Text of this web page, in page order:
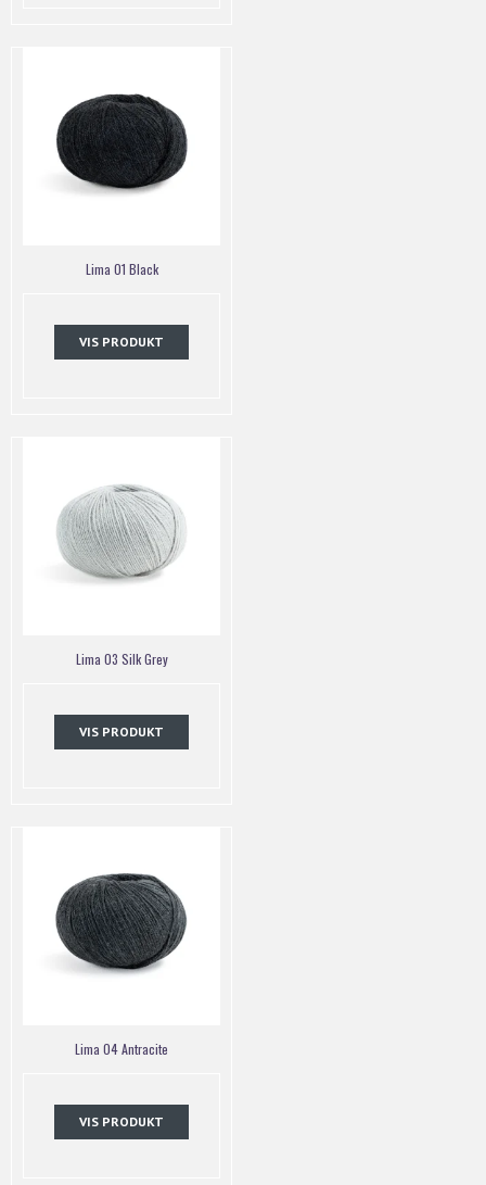
Lima 01 Black
VIS PRODUKT
Lima 03 Silk Grey
VIS PRODUKT
Lima 04 Antracite
VIS PRODUKT